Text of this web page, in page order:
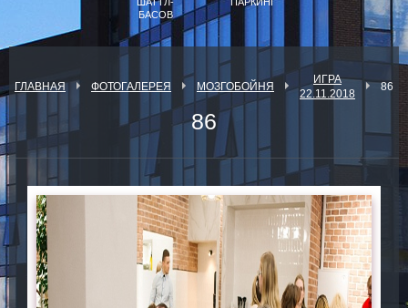
БАСОВ
ГЛАВНАЯ ФОТОГАЛЕРЕЯ МОЗГОБОЙНЯ
ИГРА
22.11.2018
86
86